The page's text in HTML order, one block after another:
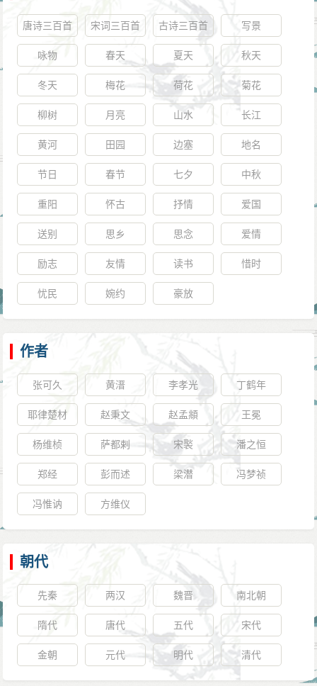
唐诗三百首 宋词三百首 古诗三百首 写景
咏物 春天 夏天 秋天
冬天 梅花 荷花 菊花
柳树 月亮 山水 长江
黄河 田园 边塞 地名
节日 春节 七夕 中秋
重阳 怀古 抒情 爱国
送别 思乡 思念 爱情
励志 友情 读书 惜时
忧民 婉约 豪放
作者
张可久 黄溍 李孝光 丁鹤年
耶律楚材 赵秉文 赵孟頫 王冕
杨维桢 萨都剌 宋褧 潘之恒
郑经 彭而述 梁潜 冯梦祯
冯惟讷 方维仪
朝代
先秦 两汉 魏晋 南北朝
隋代 唐代 五代 宋代
金朝 元代 明代 清代